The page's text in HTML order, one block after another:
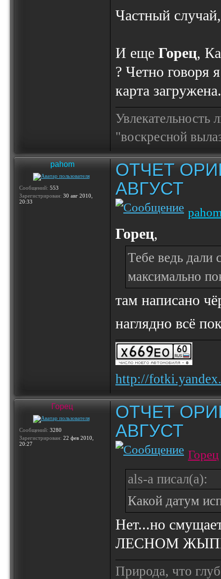
Частный
И еще Горец,
? Четно говоря
карта загружена.
Увлекательность
"воскресной
pahom
Сообщений: 553
Зарегистрирован: 30 авг 2010,
20:33
ОТЧЕТ
АВГУСТ
Горец,
Тебе ведь дали
максимально
там написано
наглядно всё
http://
Горец
Сообщений: 3280
Зарегистрирован: 22 фев 2010,
20:27
ОТЧЕТ
АВГУСТ
Горец
als-a писал(а):
Какой датум
Нет...но
ЛЕСНОМ
Природа, что